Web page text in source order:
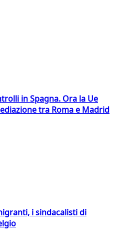
in Spagna. Ora la Ue
tra Roma e Madrid
i sindacalisti di